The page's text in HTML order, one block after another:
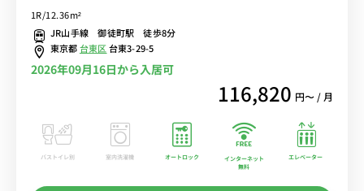
ク・在宅勤務におススメ！【禁煙ルーム】2019年室内リニューアル
済♪佐竹商店街＆多慶屋で楽しいお買い物出来ます！
1R/12.36m²
JR山手線 御徒町駅 徒歩8分
東京都台東区台東3-29-5
2026年09月16日から入居可
116,820 円〜 / 月
バストイレ別 室内洗濯機 オートロック
インターネット
無料
エレベーター